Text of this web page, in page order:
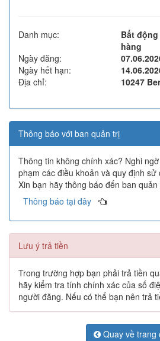
Danh mục:
Bất
hàng
Ngày đăng:
Ngày hết hạn:
Địa chỉ:
10247
Thông báo với ban quản trị
Thông tin không chính xác? Nghi
phạm các điều khoản và quy định sử
Xin bạn hãy thông báo đến ban quản
Thông báo tại đây
Lưu ý trả tiền
Trong trường hợp bạn phải trả tiền
hãy kiểm tra tính chính xác của số
người đăng. Nếu có thể bạn nên trả
Quay về trang